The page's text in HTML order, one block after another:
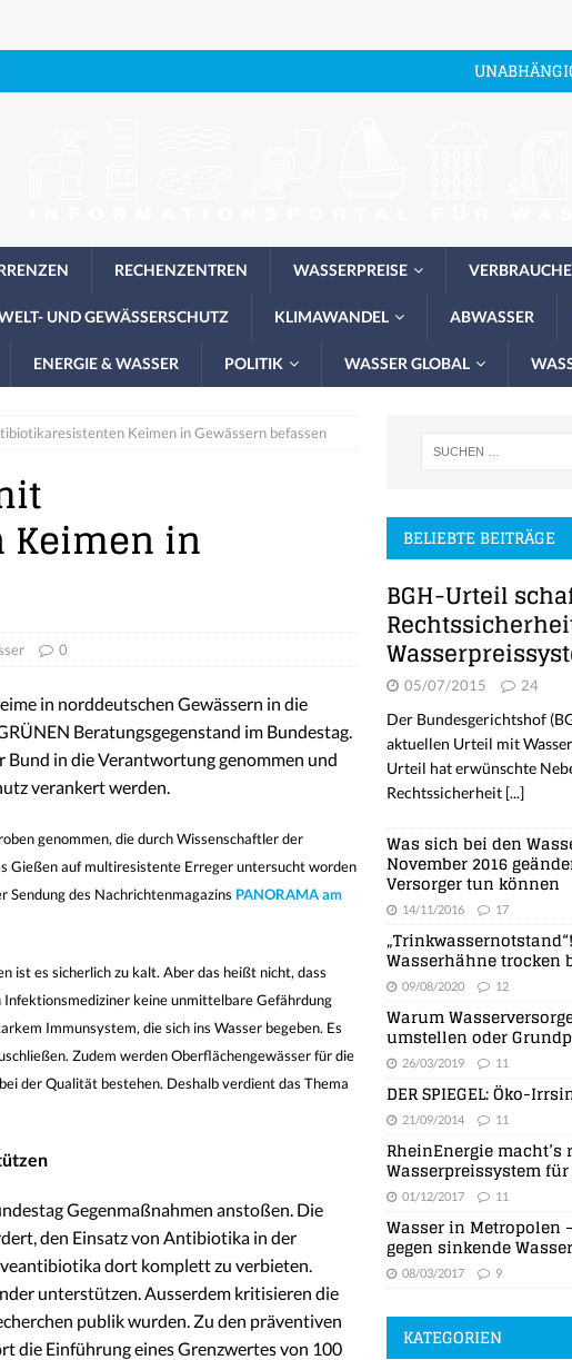
RECHENZENTREN WASSERPREISE
UND GEWÄSSERSCHUTZ KLIMAWANDEL ABWASSER
ENERGIE & WASSER POLITIK WASSER GLOBAL
Keimen in Gewässern befassen
in
0
in norddeutschen Gewässern in die
Beratungsgegenstand im Bundestag.
in die Verantwortung genommen und
verankert werden.
genommen, die durch Wissenschaftler der
Gießen auf multiresistente Erreger untersucht worden
Sendung des Nachrichtenmagazins PANORAMA am
ist es sicherlich zu kalt. Aber das heißt nicht, dass
keine unmittelbare Gefährdung
Immunsystem, die sich ins Wasser begeben. Es
Zudem werden Oberflächengewässer für die
der Qualität bestehen. Deshalb verdient das Thema
Gegenmaßnahmen anstoßen. Die
den Einsatz von Antibiotika in der
dort komplett zu verbieten.
unterstützen. Ausserdem kritisieren die
publik wurden. Zu den präventiven
die Einführung eines Grenzwertes von 100
BELIEBTE BEITRÄGE
BGH-Urteil
05/07/2015 24
Der Bundesgerichtshof
aktuellen Urteil mit
Urteil hat erwünschte
Rechtssicherheit [...]
Was sich bei den
November 2016
Versorger tun können
14/11/2016 17
Wasserhähne trocken
09/08/2020 12
Warum
umstellen oder
26/03/2019 11
DER SPIEGEL: Öko-
21/09/2014 11
RheinEnergie macht’s
Wasserpreissystem
01/12/2017 11
Wasser in Metropolen
gegen sinkende
08/03/2017 9
KATEGORIEN